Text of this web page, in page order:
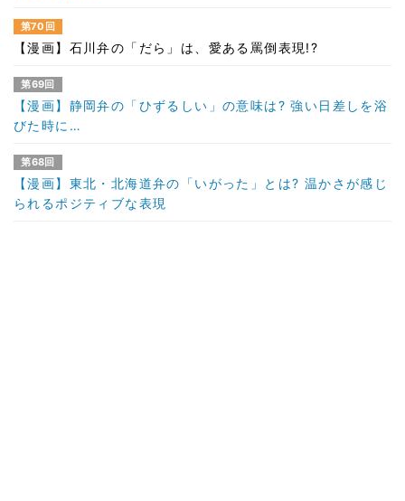
第70回
【漫画】石川弁の「だら」は、愛ある罵倒表現!?
第69回
【漫画】静岡弁の「ひずるしい」の意味は? 強い日差しを浴
びた時に…
第68回
【漫画】東北・北海道弁の「いがった」とは? 温かさが感じ
られるポジティブな表現